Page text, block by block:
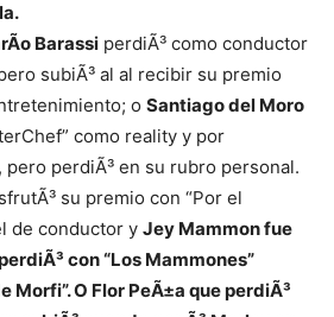
Barassi perdiÃ³ como conductor
subiÃ³ al al recibir su premio
o Santiago del Moro
como reality y por
pero perdiÃ³ en su rubro personal.
su premio con “Por el
de conductor y Jey Mammon fue
con “Los Mammones”
Morfi”. O Flor PeÃ±a que perdiÃ³